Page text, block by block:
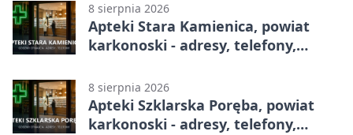
8 sierpnia 2026
Apteki Stara Kamienica, powiat
karkonoski - adresy, telefony,
8 sierpnia 2026
Apteki Szklarska Poręba, powiat
karkonoski - adresy, telefony,